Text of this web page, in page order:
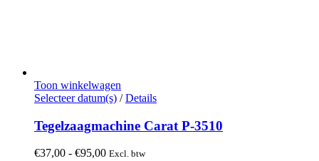
Toon winkelwagen
Selecteer datum(s) Dit
heeft
meerdere
variaties.
/ Details
Tegelzaagmachine Carat P-3510
€37,00 - €95,00Prijsklasse:
Excl. btw